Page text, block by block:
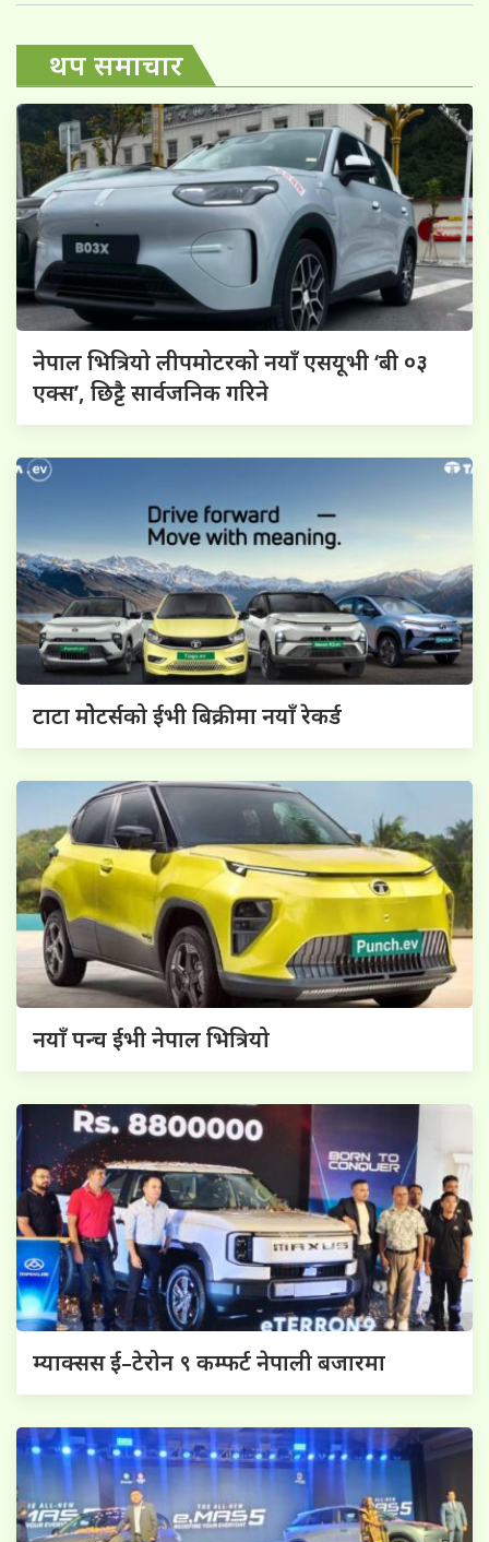
थप समाचार
नेपाल भित्रियो लीपमोटरको नयाँ एसयूभी ‘बी ०३
एक्स’, छिट्टै सार्वजनिक गरिने
टाटा मोेटर्सको ईभी बिक्रीमा नयाँ रेकर्ड
नयाँ पन्च ईभी नेपाल भित्रियो
म्याक्सस ई–टेरोन ९ कम्फर्ट नेपाली बजारमा